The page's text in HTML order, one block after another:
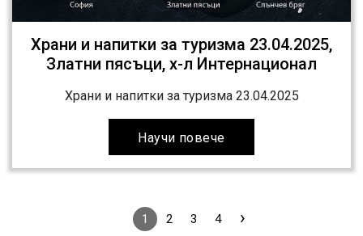
Храни и напитки за туризма 23.04.2025,
Златни пясъци, х-л Интернационал
Храни и напитки за туризма 23.04.2025
Научи повече
1 2 3 4 ›